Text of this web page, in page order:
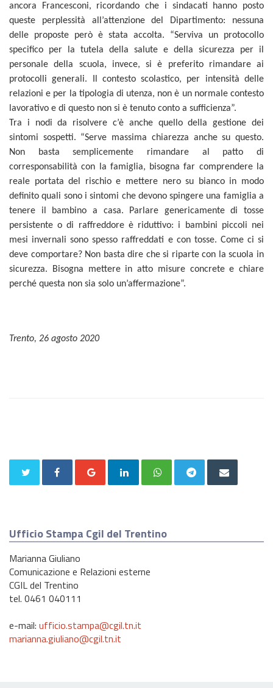
ancora Francesconi, ricordando che i sindacati hanno posto
queste perplessità all’attenzione del Dipartimento: nessuna
delle proposte però è stata accolta. “Serviva un protocollo
specifico per la tutela della salute e della sicurezza per il
personale della scuola, invece, si è preferito rimandare ai
protocolli generali. Il contesto scolastico, per intensità delle
relazioni e per la tipologia di utenza, non è un normale contesto
lavorativo e di questo non si è tenuto conto a sufficienza”.
Tra i nodi da risolvere c’è anche quello della gestione dei
sintomi sospetti. “Serve massima chiarezza anche su questo.
Non basta semplicemente rimandare al patto di
corresponsabilità con la famiglia, bisogna far comprendere la
reale portata del rischio e mettere nero su bianco in modo
definito quali sono i sintomi che devono spingere una famiglia a
tenere il bambino a casa. Parlare genericamente di tosse
persistente o di raffreddore è riduttivo: i bambini piccoli nei
mesi invernali sono spesso raffreddati e con tosse. Come ci si
deve comportare? Non basta dire che si riparte con la scuola in
sicurezza. Bisogna mettere in atto misure concrete e chiare
perché questa non sia solo un’affermazione”.
Trento, 26 agosto 2020
Ufficio Stampa Cgil del Trentino
Marianna Giuliano
Comunicazione e Relazioni esterne
CGIL del Trentino
tel. 0461 040111
e-mail: ufficio.stampa@cgil.tn.it
marianna.giuliano@cgil.tn.it